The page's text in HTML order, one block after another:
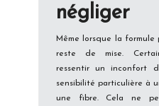
négliger
Même lorsque la
reste de mise.
ressentir un inconfort
sensibilité particulière à
une fibre. Cela ne